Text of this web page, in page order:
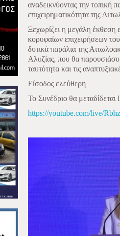
αναδεικνύοντας την τοπική
επιχειρηματικότητα της
Ξεχωρίζει η μεγάλη έκθεση
κορυφαίων επιχειρήσεων
δυτικά παράλια της
Αλυζίας, που θα
ταυτότητα και τις
Είσοδος ελεύθερη
Το Συνέδριο θα
https://youtube.com/live/